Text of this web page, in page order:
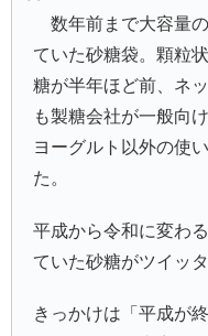
数年前まで大容量
ていた砂糖袋。顆粒
糖が半年ほど前、ネ
も製糖会社が一般向
ヨーグルト以外の使
た。
平成から令和に変わ
ていた砂糖がツイッ
きっかけは「平成が